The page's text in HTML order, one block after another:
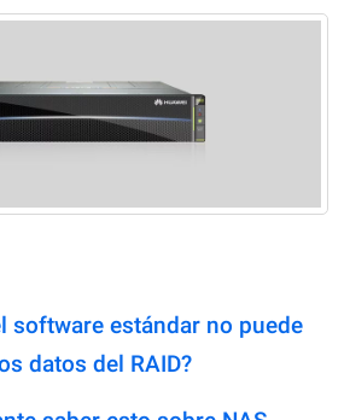
software estándar no puede
datos del RAID?